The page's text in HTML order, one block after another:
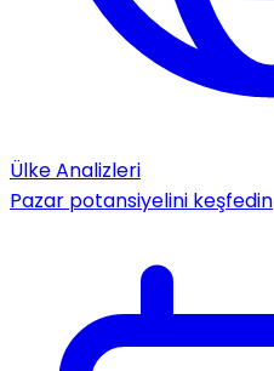
Ülke Analizleri
Pazar potansiyelini keşfedin